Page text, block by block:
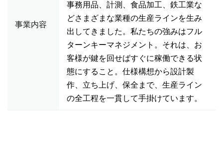
事業内容
事務用品、計測、食品加工、鉄工業な
どさまざまな業種の生産ラインを生み
出してきました。私たちの強みはフル
ターンキーマネジメント。それは、お
客様が鍵を回せばすぐに稼働できる状
態にすること。仕様構想から設計製
作、立ち上げ、保全まで、生産ライン
の全工程を一貫して手掛けています。